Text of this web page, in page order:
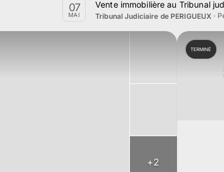
07
MAI
Vente immobilière au Tribunal
Tribunal Judiciaire de PERIGUEUX ·
+2
TERMINÉ